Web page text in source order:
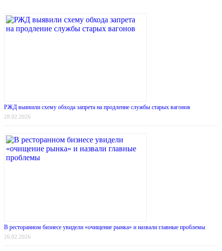
РЖД выявили схему обхода запрета на продление службы старых вагонов
28.02.2026
В ресторанном бизнесе увидели «очищение рынка» и назвали главные проблемы
26.02.2026